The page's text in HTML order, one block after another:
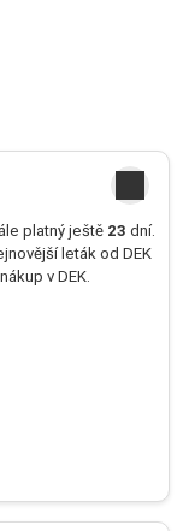
platný ještě 23 dní.
leták od DEK
v DEK.